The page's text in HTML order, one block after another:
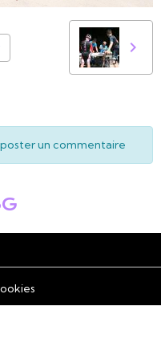
un commentaire